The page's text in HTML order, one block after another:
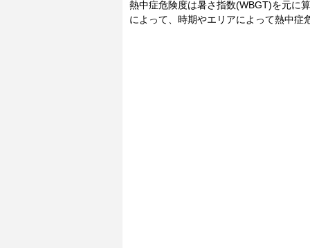
熱中症危険度は暑さ指数(WBGT)を元に
によって、時期やエリアによって熱中症